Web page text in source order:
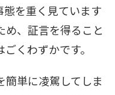
を重く見ています
め、証言を得ること
くわずかです。
単に凌駕してしま